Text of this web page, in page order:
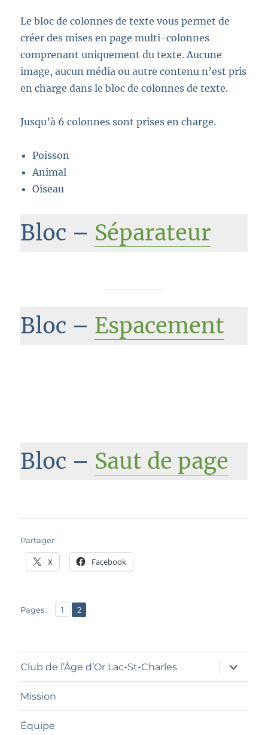
Le bloc de colonnes de texte vous permet de
créer des mises en page multi-colonnes
comprenant uniquement du texte. Aucune
image, aucun média ou autre contenu n’est pris
en charge dans le bloc de colonnes de texte.
Jusqu’à 6 colonnes sont prises en charge.
Poisson
Animal
Oiseau
Bloc – Séparateur
Bloc – Espacement
Bloc – Saut de page
Partager
X Facebook
Pages : Page
1 ,
Page
2
Club de l’Âge d’Or Lac-St-Charles
ouvrir
le
sous-
Mission
Équipe